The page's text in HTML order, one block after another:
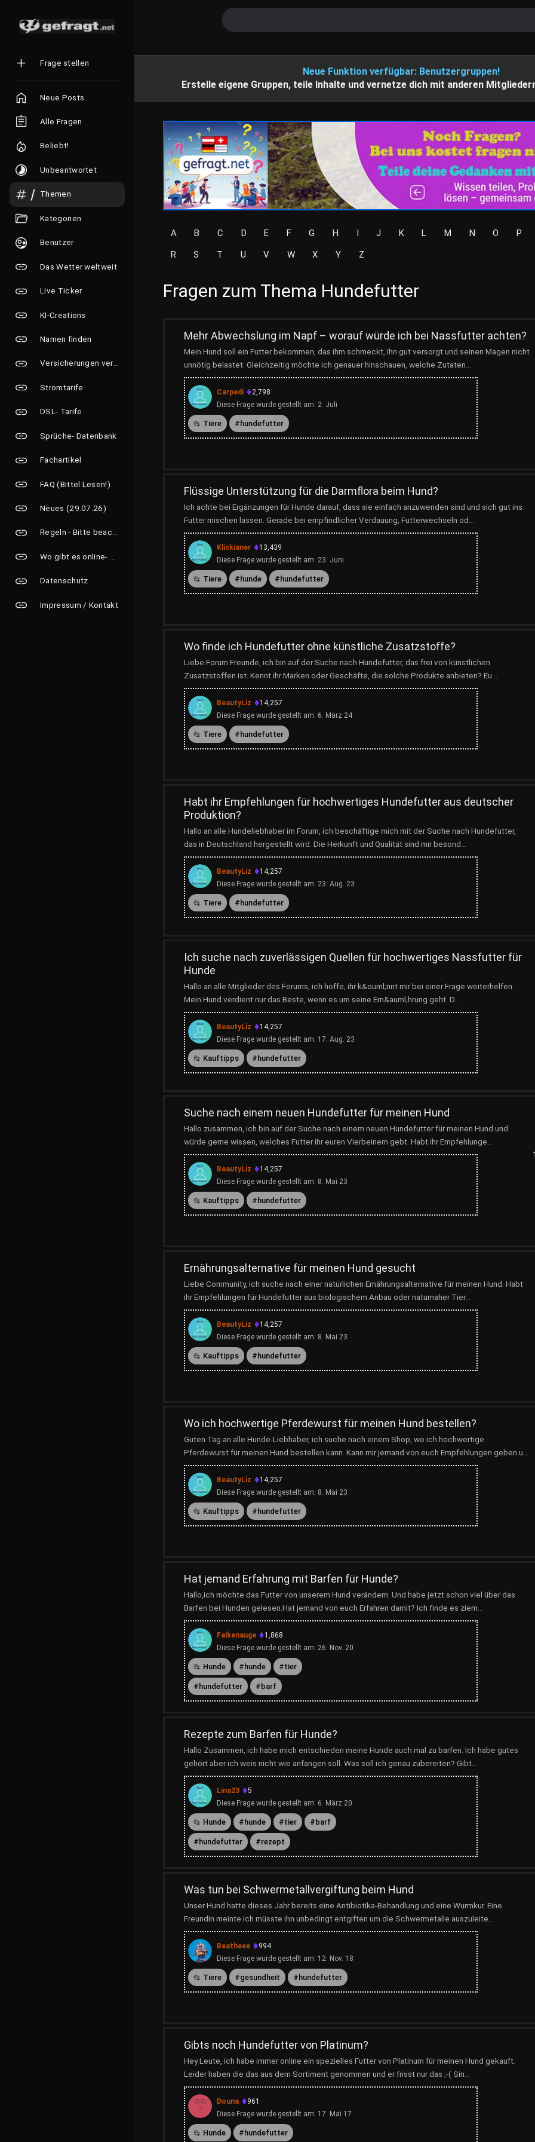
Neue Funktion verfügbar: Benutzergruppen!
Erstelle eigene Gruppen, teile Inhalte und vernetze dich mit anderen
Frage stellen
Neue Posts
Alle Fragen
Beliebt!
Unbeantwortet
Themen
Kategorien
Benutzer
Das Wetter weltweit
Live Ticker
KI-Creations
Namen finden
Versicherungen vergleichen
Stromtarife
DSL- Tarife
Sprüche- Datenbank
Fachartikel
FAQ (Bittel Lesen!)
Neues (29.07.26)
Regeln - Bitte beachten!
Wo gibt es online- Grusskarten?
Datenschutz
Impressum / Kontakt
A B C D E F G H I J K L M N O P
R S T U V W X Y Z
Fragen zum Thema Hundefutter
Mehr Abwechslung im Napf – worauf würde ich bei Nassfutter achten?
Mein Hund soll ein Futter bekommen, das ihm schmeckt, ihn gut versorgt und seinen Magen nicht
unnötig belastet. Gleichzeitig möchte ich genauer hinschauen, welche Zutaten...
Carpedi
2,798
Diese Frage wurde gestellt am: 2. Juli
Tiere hundefutter
Flüssige Unterstützung für die Darmflora beim Hund?
Ich achte bei Ergänzungen für Hunde darauf, dass sie einfach anzuwenden sind und sich gut ins
Futter mischen lassen. Gerade bei empfindlicher Verdauung, Futterwechseln od...
Klickianer
13,439
Diese Frage wurde gestellt am: 23. Juni
Tiere hunde hundefutter
Wo finde ich Hundefutter ohne künstliche Zusatzstoffe?
Liebe Forum Freunde, ich bin auf der Suche nach Hundefutter, das frei von künstlichen
Zusatzstoffen ist. Kennt ihr Marken oder Geschäfte, die solche Produkte anbieten? Eu...
BeautyLiz
14,257
Diese Frage wurde gestellt am: 6. März 24
Tiere hundefutter
Habt ihr Empfehlungen für hochwertiges Hundefutter aus deutscher
Produktion?
Hallo an alle Hundeliebhaber im Forum, ich beschäftige mich mit der Suche nach Hundefutter,
das in Deutschland hergestellt wird. Die Herkunft und Qualität sind mir besond...
BeautyLiz
14,257
Diese Frage wurde gestellt am: 23. Aug. 23
Tiere hundefutter
Ich suche nach zuverlässigen Quellen für hochwertiges Nassfutter für
Hunde
Hallo an alle Mitglieder des Forums, ich hoffe, ihr k&ouml;nnt mir bei einer Frage weiterhelfen.
Mein Hund verdient nur das Beste, wenn es um seine Ern&auml;hrung geht. D...
BeautyLiz
14,257
Diese Frage wurde gestellt am: 17. Aug. 23
Kauftipps hundefutter
Suche nach einem neuen Hundefutter für meinen Hund
Hallo zusammen, ich bin auf der Suche nach einem neuen Hundefutter für meinen Hund und
würde gerne wissen, welches Futter ihr euren Vierbeinern gebt. Habt ihr Empfehlunge...
BeautyLiz
14,257
Diese Frage wurde gestellt am: 8. Mai 23
Kauftipps hundefutter
Ernährungsalternative für meinen Hund gesucht
Liebe Community, ich suche nach einer natürlichen Ernährungsalternative für meinen Hund. Habt
ihr Empfehlungen für Hundefutter aus biologischem Anbau oder naturnaher Tier...
BeautyLiz
14,257
Diese Frage wurde gestellt am: 8. Mai 23
Kauftipps hundefutter
Wo ich hochwertige Pferdewurst für meinen Hund bestellen?
Guten Tag an alle Hunde-Liebhaber, ich suche nach einem Shop, wo ich hochwertige
Pferdewurst für meinen Hund bestellen kann. Kann mir jemand von euch Empfehlungen geben u...
BeautyLiz
14,257
Diese Frage wurde gestellt am: 8. Mai 23
Kauftipps hundefutter
Hat jemand Erfahrung mit Barfen für Hunde?
Hallo,ich möchte das Futter von unserem Hund verändern. Und habe jetzt schon viel über das
Barfen bei Hunden gelesen.Hat jemand von euch Erfahren damit? Ich finde es ziem...
Falkenauge
1,868
Diese Frage wurde gestellt am: 26. Nov. 20
Hunde hunde tier
hundefutter barf
Rezepte zum Barfen für Hunde?
Hallo Zusammen, ich habe mich entschieden meine Hunde auch mal zu barfen. Ich habe gutes
gehört aber ich weis nicht wie anfangen soll. Was soll ich genau zubereiten? Gibt...
Lina23
5
Diese Frage wurde gestellt am: 6. März 20
Hunde hunde tier barf
hundefutter rezept
Was tun bei Schwermetallvergiftung beim Hund
Unser Hund hatte dieses Jahr bereits eine Antibiotika-Behandlung und eine Wurmkur. Eine
Freundin meinte ich müsste ihn unbedingt entgiften um die Schwermetalle auszuleite...
Beatheee
994
Diese Frage wurde gestellt am: 12. Nov. 18
Tiere gesundheit hundefutter
Gibts noch Hundefutter von Platinum?
Hey Leute, ich habe immer online ein spezielles Futter von Platinum für meinen Hund gekauft.
Leider haben die das aus dem Sortiment genommen und er frisst nur das ;-( Sin...
Douna
961
Diese Frage wurde gestellt am: 17. Mai 17
Hunde hundefutter